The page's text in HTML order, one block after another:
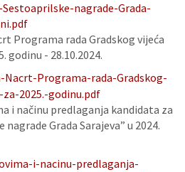
nagrade-Grada-
Programa rada Gradskog vijeća
godinu - 28.10.2024.
Nacrt-Programa-rada-Gradskog-
za-2025.-godinu.pdf
i načinu predlaganja kandidata za
Grada Sarajeva” u 2024.
i-nacinu-predlaganja-